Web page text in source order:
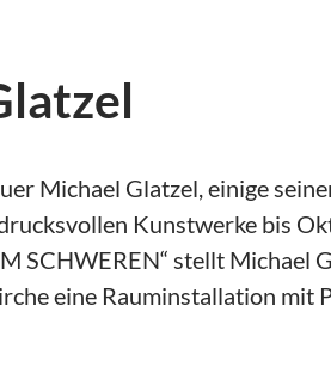
Michael Glatzel, einige
Kunstwerke bis
SCHWEREN“ stellt Michael
eine Rauminstallation mit